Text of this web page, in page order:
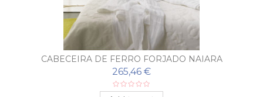
CABECEIRA DE FERRO FORJADO NAIARA
265,46 €